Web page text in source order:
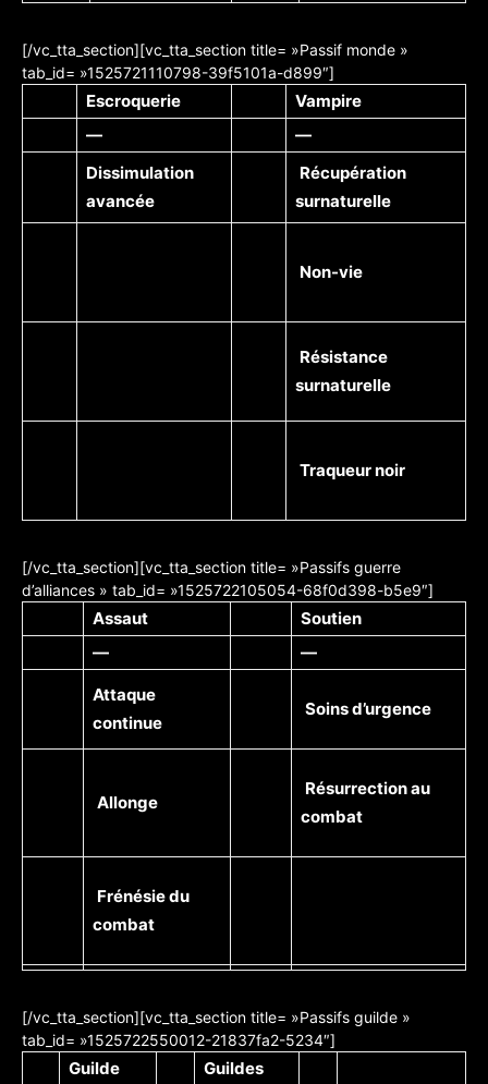
[/vc_tta_section][vc_tta_section title= »Passif monde »
tab_id= »1525721110798-39f5101a-d899″]
Escroquerie
Vampire
—
—
Dissimulation
avancée
Récupération
surnaturelle
Non-vie
Résistance
surnaturelle
Traqueur noir
[/vc_tta_section][vc_tta_section title= »Passifs guerre
d’alliances » tab_id= »1525722105054-68f0d398-b5e9″]
Assaut
Soutien
—
—
Attaque
continue
Soins d’urgence
Allonge
Résurrection au
combat
Frénésie du
combat
[/vc_tta_section][vc_tta_section title= »Passifs guilde »
tab_id= »1525722550012-21837fa2-5234″]
Guilde
Guildes